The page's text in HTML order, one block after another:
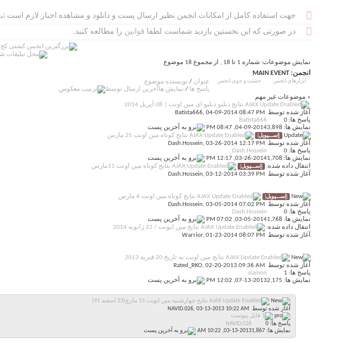
جهت استفاده کامل از امکانات انجمن نظیر ارسال پست و دانلود و مشاهده اخبار لازم است
در صورتی که این نخستین بازدید شماست لطفا قوانین را مطالعه کنید.
نمایش موضوعات: شماره 1 تا 18 , از مجموع ‍18 موضوع
انجمن: MAIN EVENT
ابزارهای انجمن جست و جوی انجمن عنوان / نویسنده موضوع
پاسخ ها / نمایش ها آخرین ارسال توسط
» موضوعات غیر مهم
نتایج دبلیو دبلیو ای مین اونت | 08 آپریل 2014
آغاز شده توسط
Batista666, 04-09-2014 08:47 PM
پاسخ ها: 0
نمایش ها: 3,898
Batista666
04-09-2014,
08:47 PM
|اِســـپویل|
نتایج کوناه مین اونت 25 مارس
آغاز شده توسط
Dash.Hossein, 03-26-2014 12:17 PM
پاسخ ها: 0
نمایش ها: 1,708
Dash.Hossein
03-26-2014,
12:17 PM
انتقال داده شده:
|اِســـپویل|
نتایج کوتاه مین اونت 11مارس
آغاز شده توسط
Dash.Hossein, 03-12-2014 03:39 PM
|اِســـپویل|
نتایج کوتاه مین اونت 4 مارس
آغاز شده توسط
Dash.Hossein, 03-05-2014 07:02 PM
پاسخ ها: 0
نمایش ها: 1,768
Dash.Hossein
03-05-2014,
07:02 PM
انتقال داده شده:
نتایج مین ایونت / 22 ژانویه 2014
آغاز شده توسط
Warrior, 01-23-2014 08:07 PM
نتایج مین اونت به تاریخ 20 فبریه 2013
آغاز شده توسط
Rated_RKO, 02-20-2013 09:36 AM
پاسخ ها: 1
نمایش ها: 2,175
siamon
07-13-2013,
12:02 PM
نتايح چهارشنبه مين ايونت 13 مارچ(23 اسفند 91)
آغاز شده توسط
NAVID.026, 03-13-2013 10:22 AM
پاسخ ها: 0
نمایش ها: 1,867
NAVID.026
03-13-2013,
10:22 AM